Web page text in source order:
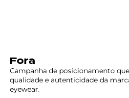
Fora
Campanha de posicionamento
qualidade e autenticidade da
eyewear.